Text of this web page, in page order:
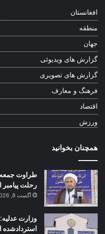
افغانستان
منطقه
جهان
گزارش های ویدیوئی
گزارش های تصویری
فرهنگ و معارف
اقتصاد
ورزش
همچنان بخوانید
طراوت جمعه:
رحلت
آگست 8, 2026
وزارت